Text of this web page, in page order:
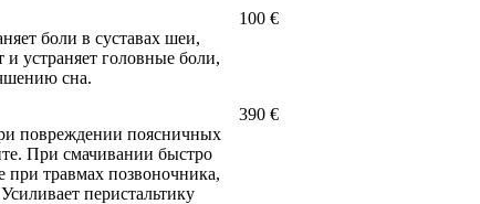
боли в суставах шеи,
устраняет головные боли,
сна.
100 €
повреждении поясничных
При смачивании быстро
при травмах позвоночника,
перистальтику
390 €